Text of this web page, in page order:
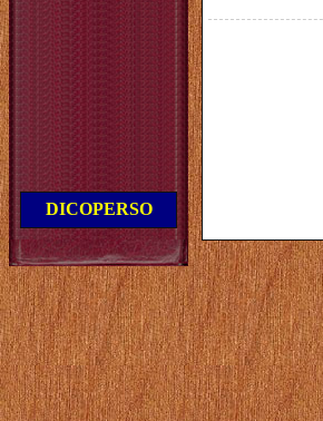
DICOPERSO